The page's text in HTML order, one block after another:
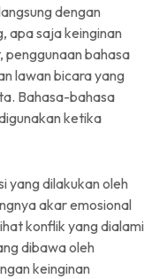
dengan
apa saja keinginan
bahasa
lawan bicara yang
Bahasa-bahasa
ketika
yang dilakukan oleh
akar emosional
konflik yang dialami
dibawa oleh
keinginan